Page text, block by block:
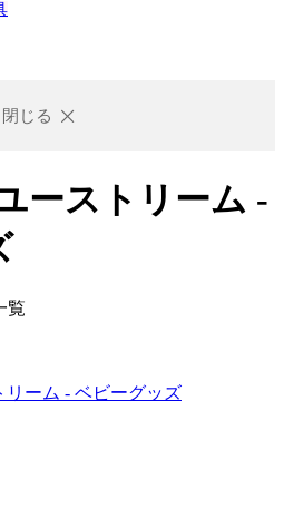
閉じる
ーストリーム -
覧
ーム - ベビーグッズ